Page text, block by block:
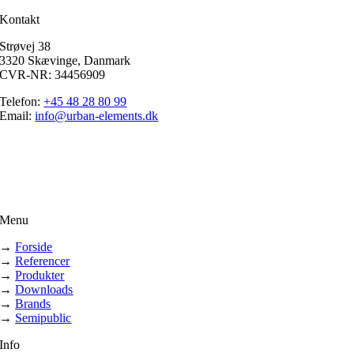
Kontakt
Strøvej 38
3320 Skævinge, Danmark
CVR-NR: 34456909
Telefon:+45 48 28 80 99
Email:info@urban-elements.dk
Menu
→Forside
→Referencer
→Produkter
→Downloads
→Brands
→ Semipublic
Info